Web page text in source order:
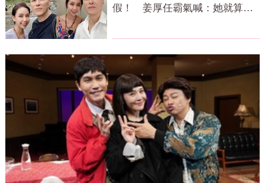
假！ 姜厚任霸氣喊：她就算文